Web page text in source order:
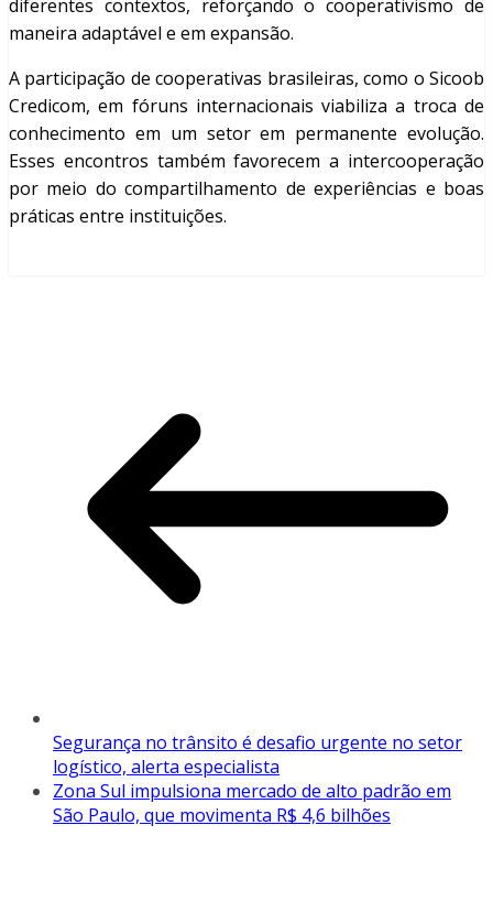
diferentes contextos, reforçando o cooperativismo de
maneira adaptável e em expansão.
A participação de cooperativas brasileiras, como o Sicoob
Credicom, em fóruns internacionais viabiliza a troca de
conhecimento em um setor em permanente evolução.
Esses encontros também favorecem a intercooperação
por meio do compartilhamento de experiências e boas
práticas entre instituições.
Segurança no trânsito é desafio urgente no setor
logístico, alerta especialista
Zona Sul impulsiona mercado de alto padrão em
São Paulo, que movimenta R$ 4,6 bilhões